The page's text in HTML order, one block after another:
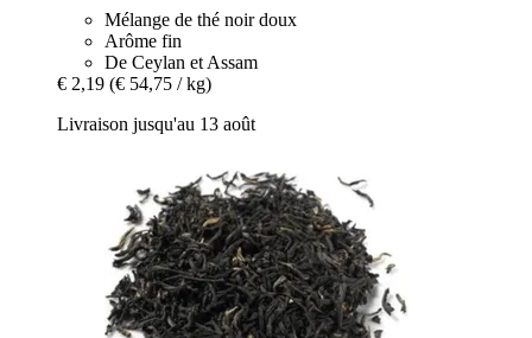
Mélange de thé noir doux
Arôme fin
De Ceylan et Assam
€ 2,19 (€ 54,75 / kg)
Livraison jusqu'au 13 août